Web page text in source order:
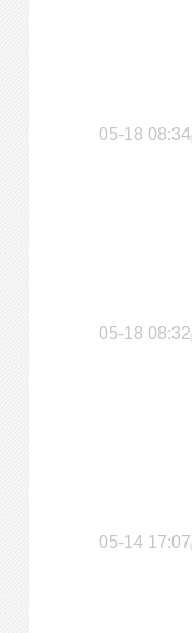
05-18 08:34
05-18 08:32
05-14 17:07